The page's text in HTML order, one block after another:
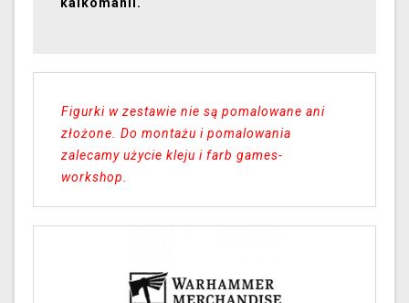
kalkomanii.
Figurki w zestawie nie są pomalowane ani
złożone. Do montażu i pomalowania
zalecamy użycie kleju i farb games-
workshop.